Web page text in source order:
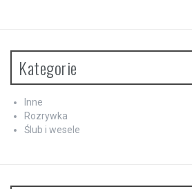
Kategorie
Inne
Rozrywka
Ślub i wesele